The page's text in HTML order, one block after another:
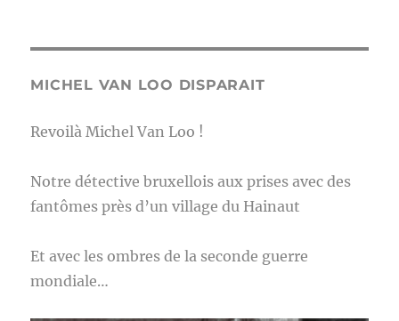
MICHEL VAN LOO DISPARAIT
Revoilà Michel Van Loo !
Notre détective bruxellois aux prises avec des
fantômes près d’un village du Hainaut
Et avec les ombres de la seconde guerre
mondiale…